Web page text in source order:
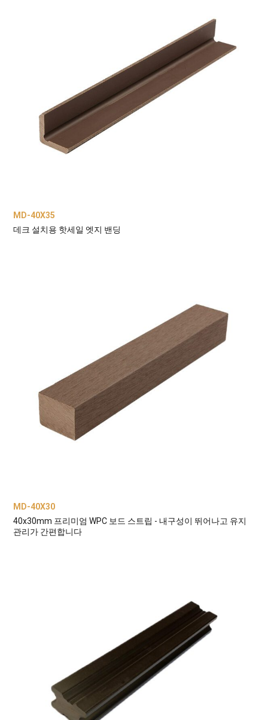
MD-40X35
데크 설치용 핫세일 엣지 밴딩
MD-40X30
40x30mm 프리미엄 WPC 보드 스트립 - 내구성이 뛰어나고 유지
관리가 간편합니다